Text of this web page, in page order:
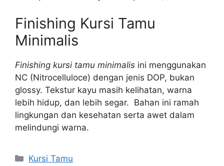
Finishing Kursi Tamu
Minimalis
Finishing kursi tamu minimalis ini menggunakan
NC (Nitrocelluloce) dengan jenis DOP, bukan
glossy. Tekstur kayu masih kelihatan, warna
lebih hidup, dan lebih segar. Bahan ini ramah
lingkungan dan kesehatan serta awet dalam
melindungi warna.
Kategori
Kursi Tamu